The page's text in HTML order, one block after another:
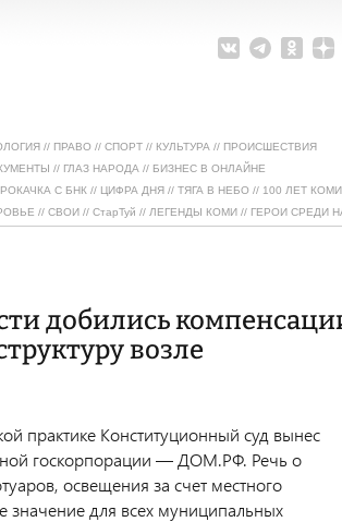
// ПРАВО // СПОРТ // КУЛЬТУРА // ПРОИСШЕСТВИЯ
// ГЛАЗ НАРОДА // БИЗНЕС В ОНЛАЙНЕ
С БНК // ЦИФРА ДНЯ // ТЯГА В НЕБО // 100 ЛЕТ КОМИ
// СВОИ // СтарТуй // ЛЕГЕНДЫ КОМИ // ГЕРОИ СРЕДИ
добились
возле
практике Конституционный суд вынес
госкорпорации — ДОМ.РФ. Речь о
освещения за счет местного
значение для всех муниципальных